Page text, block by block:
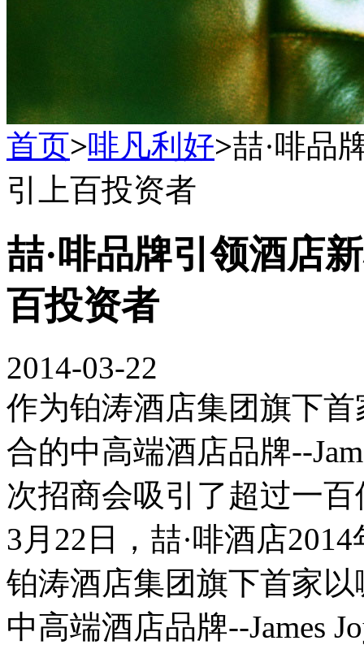
首页>啡凡利好>喆·啡品
引上百投资者
喆·啡品牌引领酒店
百投资者
2014-03-22
作为铂涛酒店集团旗下
合的中高端酒店品牌--
次招商会吸引了超过一
3月22日，喆·啡酒店
铂涛酒店集团旗下首家
中高端酒店品牌--James